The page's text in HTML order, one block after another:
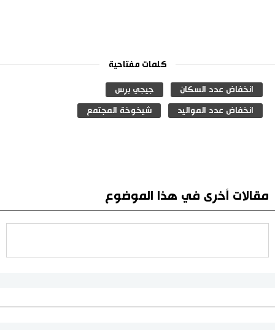
كلمات مفتاحية
انخفاض عدد السكان جيجي برس
انخفاض عدد المواليد شيخوخة المجتمع
مقالات أخرى في هذا الموضوع